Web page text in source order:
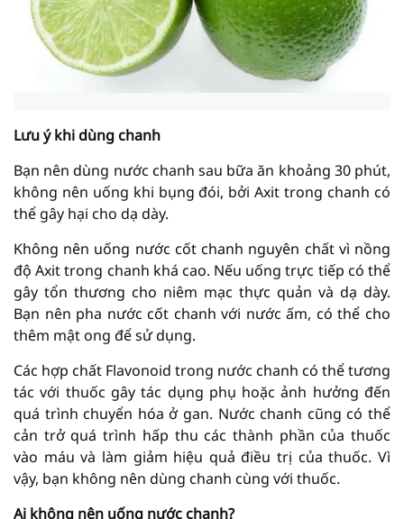
Lưu ý khi dùng chanh
Bạn nên dùng nước chanh sau bữa ăn khoảng 30 phút,
không nên uống khi bụng đói, bởi Axit trong chanh có
thể gây hại cho dạ dày.
Không nên uống nước cốt chanh nguyên chất vì nồng
độ Axit trong chanh khá cao. Nếu uống trực tiếp có thể
gây tổn thương cho niêm mạc thực quản và dạ dày.
Bạn nên pha nước cốt chanh với nước ấm, có thể cho
thêm mật ong để sử dụng.
Các hợp chất Flavonoid trong nước chanh có thể tương
tác với thuốc gây tác dụng phụ hoặc ảnh hưởng đến
quá trình chuyển hóa ở gan. Nước chanh cũng có thể
cản trở quá trình hấp thu các thành phần của thuốc
vào máu và làm giảm hiệu quả điều trị của thuốc. Vì
vậy, bạn không nên dùng chanh cùng với thuốc.
Ai không nên uống nước chanh?